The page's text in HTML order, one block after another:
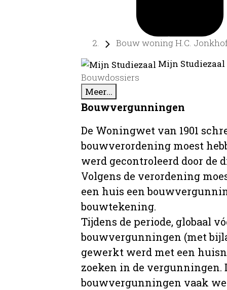
Bouw woning H.C.
Mijn
Bouwdossiers
Meer...
Bouwvergunningen
De Woningwet van 1901
bouwverordening moest
werd gecontroleerd door de
Volgens de verordening
een huis een
bouwtekening.
Tijdens de periode, globaal
bouwvergunningen (met
gewerkt werd met een
zoeken in de vergunningen.
bouwvergunningen vaak